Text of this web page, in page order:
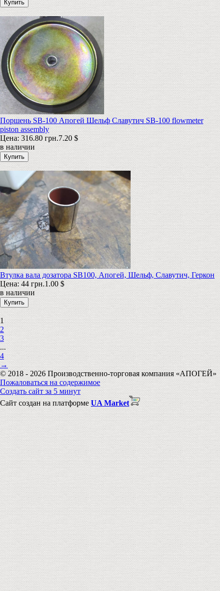
Поршень SB-100 Апогей Шельф Славутич SB-100 flowmeter
piston assembly
Цена: 316.80 грн.7.20 $
в наличии
Втулка вала дозатора SB100, Апогей, Шельф, Славутич, Геркон
Цена:44 грн.1.00 $
в наличии
1
2
3
...
4
→
© 2018 - 2026 Производственно-торговая компания «АПОГЕЙ»
Пожаловаться на содержимое
Создать сайт за 5 минут
Сайт создан на платформеUA Market